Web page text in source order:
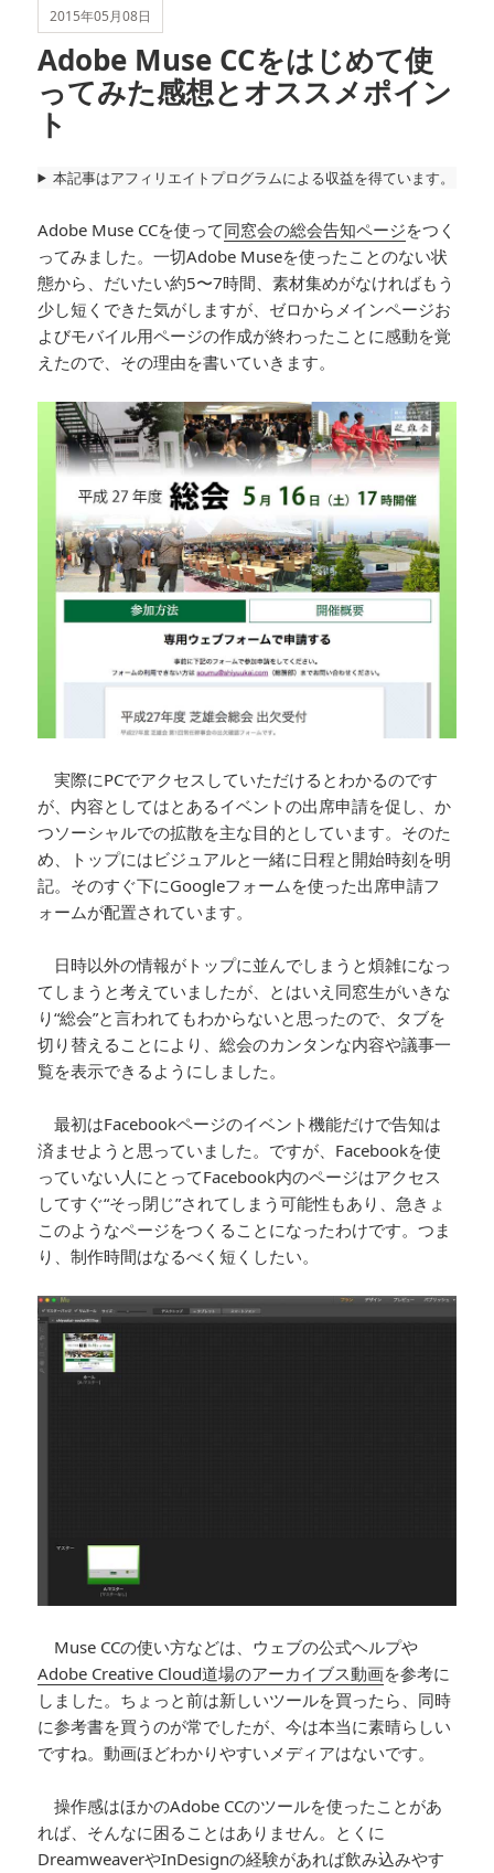
2015年05月08日
Adobe Muse CCをはじめて使
ってみた感想とオススメポイン
ト
本記事はアフィリエイトプログラムによる収益を得ています。
Adobe Muse CCを使って同窓会の総会告知ページをつく
ってみました。一切Adobe Museを使ったことのない状
態から、だいたい約5〜7時間、素材集めがなければもう
少し短くできた気がしますが、ゼロからメインページお
よびモバイル用ページの作成が終わったことに感動を覚
えたので、その理由を書いていきます。
実際にPCでアクセスしていただけるとわかるのです
が、内容としてはとあるイベントの出席申請を促し、か
つソーシャルでの拡散を主な目的としています。そのた
め、トップにはビジュアルと一緒に日程と開始時刻を明
記。そのすぐ下にGoogleフォームを使った出席申請フ
ォームが配置されています。
日時以外の情報がトップに並んでしまうと煩雑になっ
てしまうと考えていましたが、とはいえ同窓生がいきな
り“総会”と言われてもわからないと思ったので、タブを
切り替えることにより、総会のカンタンな内容や議事一
覧を表示できるようにしました。
最初はFacebookページのイベント機能だけで告知は
済ませようと思っていました。ですが、Facebookを使
っていない人にとってFacebook内のページはアクセス
してすぐ“そっ閉じ”されてしまう可能性もあり、急きょ
このようなページをつくることになったわけです。つま
り、制作時間はなるべく短くしたい。
Muse CCの使い方などは、ウェブの公式ヘルプや
Adobe Creative Cloud道場のアーカイブス動画を参考に
しました。ちょっと前は新しいツールを買ったら、同時
に参考書を買うのが常でしたが、今は本当に素晴らしい
ですね。動画ほどわかりやすいメディアはないです。
操作感はほかのAdobe CCのツールを使ったことがあ
れば、そんなに困ることはありません。とくに
DreamweaverやInDesignの経験があれば飲み込みやす